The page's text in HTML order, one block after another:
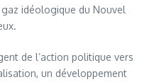
idéologique du Nouvel
de l’action politique vers
un développement